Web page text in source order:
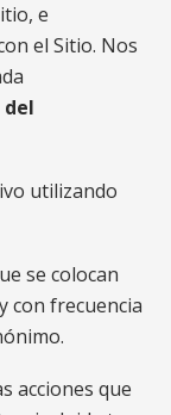
e
el Sitio. Nos
utilizando
se colocan
con frecuencia
acciones que